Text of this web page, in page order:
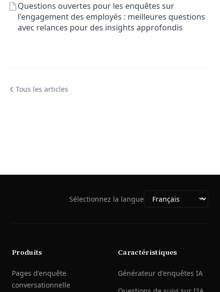
Questions ouvertes pour les enquêtes sur
l'engagement des employés : meilleures questions
avec relances pour des insights approfondis
Tous les articles
Sélectionnez la langue
Produits
Pages d'enquête
conversationnelle
Caractéristiques
Générateur d'enquêtes IA